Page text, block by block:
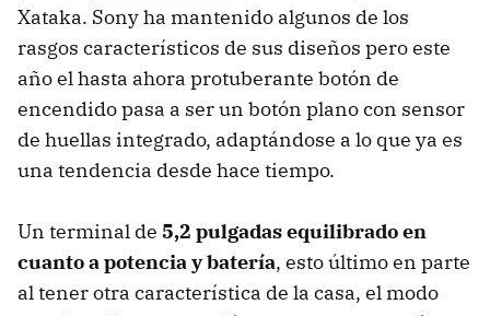
Xataka. Sony ha mantenido algunos de los
rasgos característicos de sus diseños pero este
año el hasta ahora protuberante botón de
encendido pasa a ser un botón plano con sensor
de huellas integrado, adaptándose a lo que ya es
una tendencia desde hace tiempo.
Un terminal de 5,2 pulgadas equilibrado en
cuanto a potencia y batería, esto último en parte
al tener otra característica de la casa, el modo